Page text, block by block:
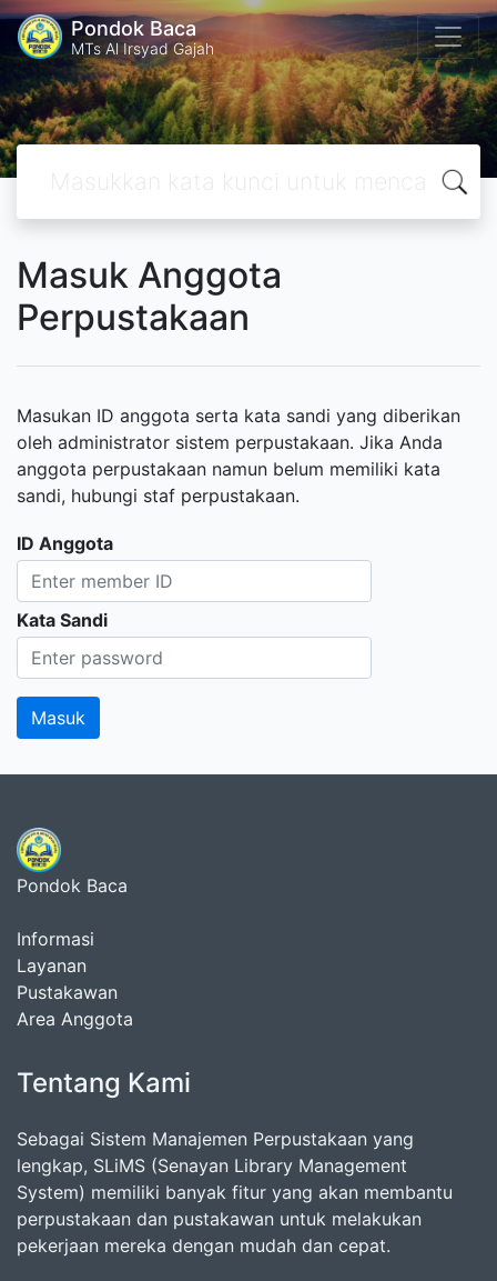
Pondok Baca
MTs Al Irsyad Gajah
Masuk Anggota
Perpustakaan
Masukan ID anggota serta kata sandi yang diberikan
oleh administrator sistem perpustakaan. Jika Anda
anggota perpustakaan namun belum memiliki kata
sandi, hubungi staf perpustakaan.
ID Anggota
Kata Sandi
Pondok Baca
Informasi
Layanan
Pustakawan
Area Anggota
Tentang Kami
Sebagai Sistem Manajemen Perpustakaan yang
lengkap, SLiMS (Senayan Library Management
System) memiliki banyak fitur yang akan membantu
perpustakaan dan pustakawan untuk melakukan
pekerjaan mereka dengan mudah dan cepat.